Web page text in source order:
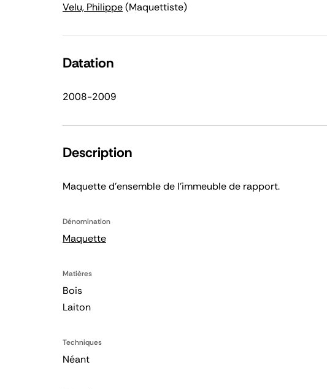
Velu, Philippe(Maquettiste)
Datation
2008-2009
Description
Maquette d'ensemble de l'immeuble de rapport.
Dénomination
Maquette
Matières
Bois
Laiton
Techniques
Néant